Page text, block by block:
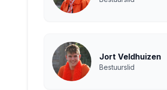
Jort Veldhuizen
Bestuurslid